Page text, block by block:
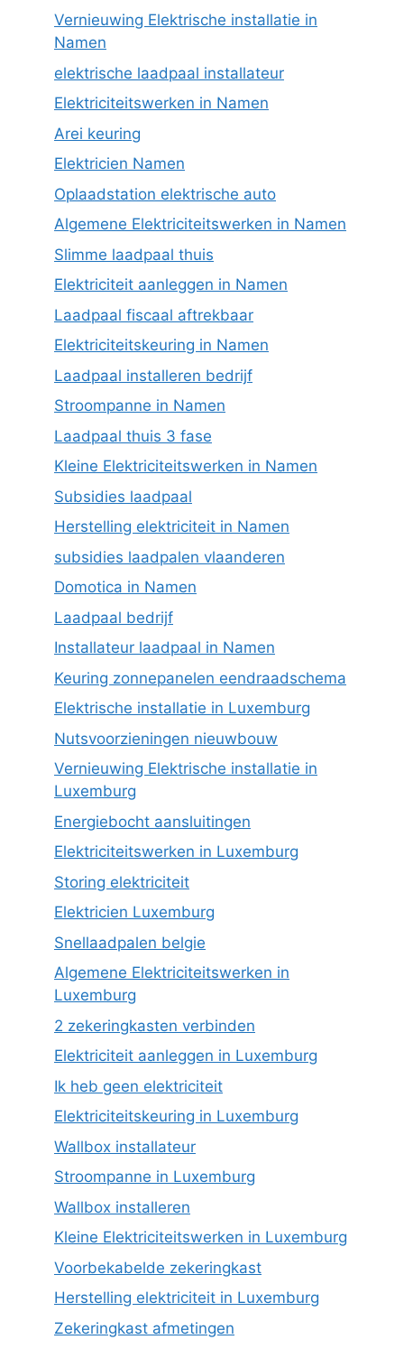
Vernieuwing Elektrische installatie in
Namen
elektrische laadpaal installateur
Elektriciteitswerken in Namen
Arei keuring
Elektricien Namen
Oplaadstation elektrische auto
Algemene Elektriciteitswerken in Namen
Slimme laadpaal thuis
Elektriciteit aanleggen in Namen
Laadpaal fiscaal aftrekbaar
Elektriciteitskeuring in Namen
Laadpaal installeren bedrijf
Stroompanne in Namen
Laadpaal thuis 3 fase
Kleine Elektriciteitswerken in Namen
Subsidies laadpaal
Herstelling elektriciteit in Namen
subsidies laadpalen vlaanderen
Domotica in Namen
Laadpaal bedrijf
Installateur laadpaal in Namen
Keuring zonnepanelen eendraadschema
Elektrische installatie in Luxemburg
Nutsvoorzieningen nieuwbouw
Vernieuwing Elektrische installatie in
Luxemburg
Energiebocht aansluitingen
Elektriciteitswerken in Luxemburg
Storing elektriciteit
Elektricien Luxemburg
Snellaadpalen belgie
Algemene Elektriciteitswerken in
Luxemburg
2 zekeringkasten verbinden
Elektriciteit aanleggen in Luxemburg
Ik heb geen elektriciteit
Elektriciteitskeuring in Luxemburg
Wallbox installateur
Stroompanne in Luxemburg
Wallbox installeren
Kleine Elektriciteitswerken in Luxemburg
Voorbekabelde zekeringkast
Herstelling elektriciteit in Luxemburg
Zekeringkast afmetingen